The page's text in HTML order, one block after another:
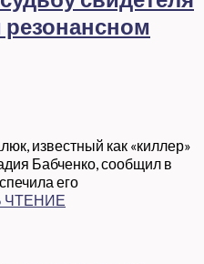
резонансном
известный как «киллер»
Бабченко, сообщил в
его